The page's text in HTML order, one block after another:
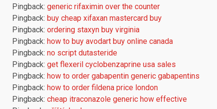
Pingback: generic rifaximin over the counter
Pingback: buy cheap xifaxan mastercard buy
Pingback: ordering staxyn buy virginia
Pingback: how to buy avodart buy online canada
Pingback: no script dutasteride
Pingback: get flexeril cyclobenzaprine usa sales
Pingback: how to order gabapentin generic gabapentins
Pingback: how to order fildena price london
Pingback: cheap itraconazole generic how effective